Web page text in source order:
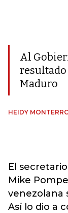
Al
Maduro
HEIDY
El
Mike
venezolana
Así lo dio a